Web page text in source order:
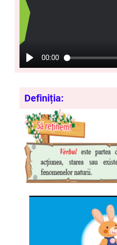
00:00
Definiția: